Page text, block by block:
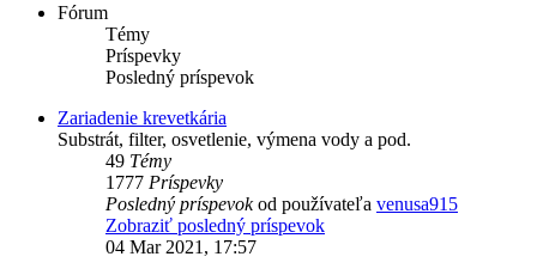
Fórum
Témy
Príspevky
Posledný príspevok
Zariadenie krevetkária
Substrát, filter, osvetlenie, výmena vody a pod.
49 Témy
1777 Príspevky
Posledný príspevokod používateľa venusa915
Zobraziť posledný príspevok
04 Mar 2021, 17:57